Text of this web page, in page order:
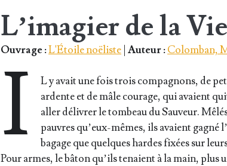
L’imagier de la
Ouvrage :L'Étoile noëliste |Auteur :Colomban,
I
L y avait une fois trois com­pa­gnons, de
ardente et de mâle cou­rage, qui avaient
aller déli­vrer le tom­beau du Sau­veur.
pauvres qu’eux-mêmes, ils avaient gagné
bagage que quelques hardes fixées sur
Pour armes, le bâton qu’ils tenaient à la main, plus